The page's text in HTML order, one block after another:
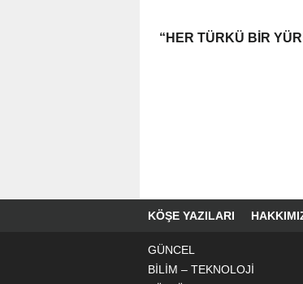
“HER TÜRKÜ BIR
KÖŞE YAZILARI
GÜNCEL
BİLİM – TEKNOLOJİ